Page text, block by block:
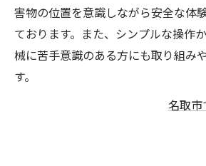
害物の位置を意識しながら安全な体
ております。また、シンプルな操作
械に苦手意識のある方にも取り組み
す。
名取